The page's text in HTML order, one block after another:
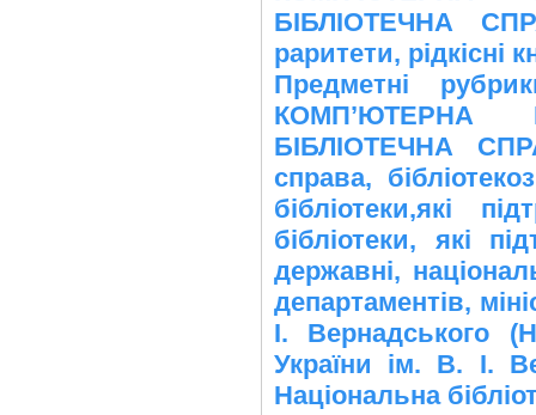
БІБЛІОТЕЧНА
раритети, рідкісні
Предметні
КОМПʼЮТЕРНА
БІБЛІОТЕЧНА
справа,
бібліотеки,які
бібліотеки, які
державні,
департаментів,
І. Вернадського
України ім. В. І.
Національна